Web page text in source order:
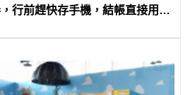
行前趕快存手機，結帳直接用，